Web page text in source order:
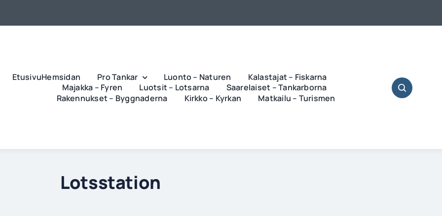
EtusivuHemsidan Pro Tankar Luonto – Naturen
Kalastajat – Fiskarna
Majakka – Fyren
Luotsit – Lotsarna
Saarelaiset – Tankarborna
Rakennukset – Byggnaderna
Kirkko – Kyrkan Matkailu – Turismen
Lotsstation